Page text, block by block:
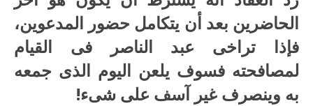
الحاضرين بعد أن يتكامل حضور المدعوين،
فإذا تراخى عبد الناصر فى القيام
لمصافحته فسوف يلعن اليوم الذى جمعه
به وينصرف غير آسف على شىء!